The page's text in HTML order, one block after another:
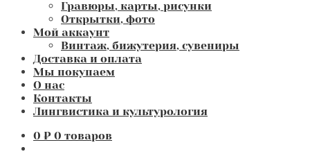
Гравюры, карты, рисунки
Открытки, фото
Мой аккаунт
Винтаж, бижутерия, сувениры
Доставка и оплата
Мы покупаем
О нас
Контакты
Лингвистика и культурология
0 ₽ 0 товаров